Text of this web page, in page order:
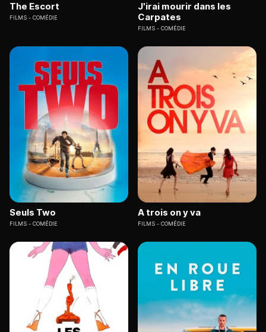
The Escort
FILMS COMÉDIE
J'irai mourir dans les
Carpates
FILMS COMÉDIE
Seuls Two
FILMS COMÉDIE
A trois on y va
FILMS COMÉDIE